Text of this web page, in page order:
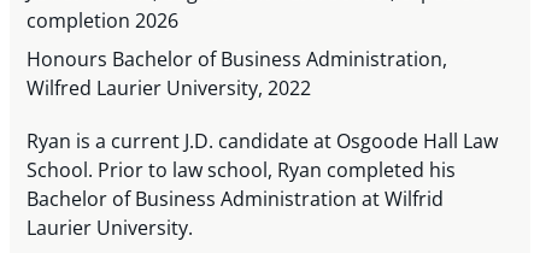
completion 2026
Honours Bachelor of Business Administration,
Wilfred Laurier University, 2022
Ryan is a current J.D. candidate at Osgoode Hall Law
School. Prior to law school, Ryan completed his
Bachelor of Business Administration at Wilfrid
Laurier University.